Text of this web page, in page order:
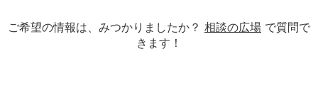
ご希望の情報は、みつかりましたか？ 相談の広場 で質問で
きます！